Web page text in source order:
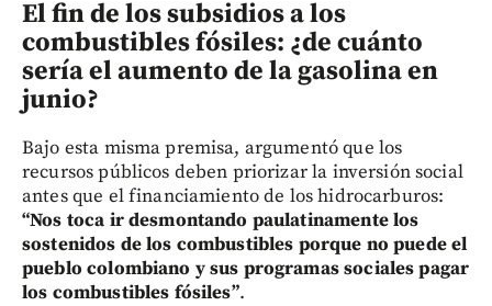
El fin de los subsidios a los
combustibles fósiles: ¿de cuánto
sería el aumento de la gasolina en
junio?
Bajo esta misma premisa, argumentó que los
recursos públicos deben priorizar la inversión social
antes que el financiamiento de los hidrocarburos:
“Nos toca ir desmontando paulatinamente los
sostenidos de los combustibles porque no puede el
pueblo colombiano y sus programas sociales pagar
los combustibles fósiles”.